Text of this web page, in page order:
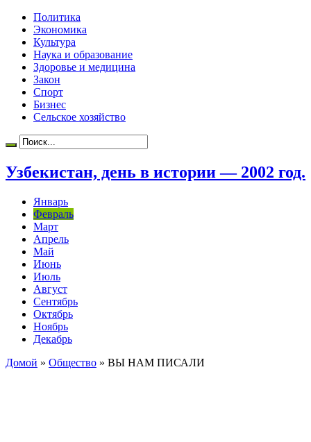
Политика
Экономика
Культура
Наука и образование
Здоровье и медицина
Закон
Спорт
Бизнес
Сельское хозяйство
Узбекистан, день в истории — 2002 год.
Январь
Февраль
Март
Апрель
Май
Июнь
Июль
Август
Сентябрь
Октябрь
Ноябрь
Декабрь
Домой » Общество » ВЫ НАМ ПИСАЛИ